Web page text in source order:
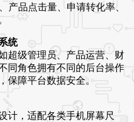
产品点击量、申请转化率、
统
超级管理员、产品运营、财
同角色拥有不同的后台操作
保障平台数据安全。
计，适配各类手机屏幕尺